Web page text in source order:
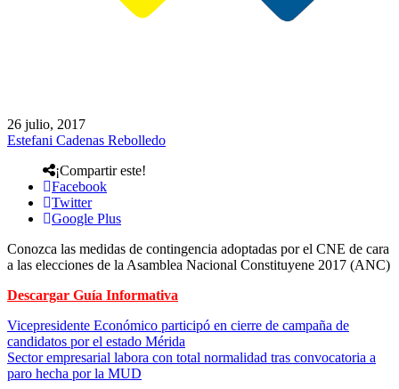
26 julio, 2017
Estefani Cadenas Rebolledo
¡Compartir este!
Facebook
Twitter
Google Plus
Conozca las medidas de contingencia adoptadas por el CNE de cara
a las elecciones de la Asamblea Nacional Constituyene 2017 (ANC)
Descargar Guía Informativa
Vicepresidente Económico participó en cierre de campaña de
candidatos por el estado Mérida
Sector empresarial labora con total normalidad tras convocatoria a
paro hecha por la MUD